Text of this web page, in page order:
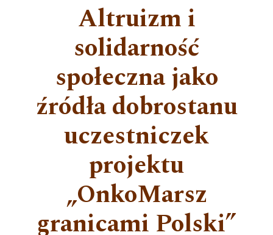
Altruizm i
solidarność
społeczna jako
źródła dobrostanu
uczestniczek
projektu
„OnkoMarsz
granicami Polski”